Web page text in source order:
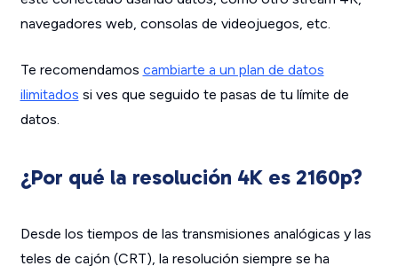
navegadores web, consolas de videojuegos, etc.
Te recomendamos cambiarte a un plan de datos
ilimitados si ves que seguido te pasas de tu límite de
datos.
¿Por qué la resolución 4K es 2160p?
Desde los tiempos de las transmisiones analógicas y las
teles de cajón (CRT), la resolución siempre se ha